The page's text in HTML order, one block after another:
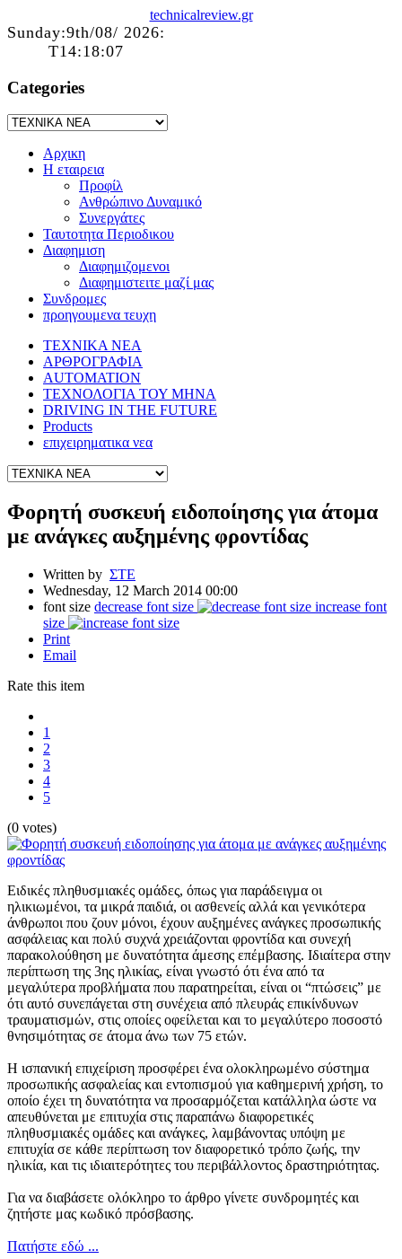
technicalreview.gr
Sunday:9th/08/ 2026:
T14:18:07
Categories
Αρχικη
Η εταιρεια
Προφίλ
Ανθρώπινο Δυναμικό
Συνεργάτες
Ταυτοτητα Περιοδικου
Διαφημιση
Διαφημιζομενοι
Διαφημιστειτε μαζί μας
Συνδρομες
προηγουμενα τευχη
ΤΕΧΝΙΚΑ ΝΕΑ
ΑΡΘΡΟΓΡΑΦΙΑ
AUTOMATION
ΤΕΧΝΟΛΟΓΙΑ ΤΟΥ ΜΗΝΑ
DRIVING IN THE FUTURE
Products
επιχειρηματικα νεα
Φορητή συσκευή ειδοποίησης για άτομα
με ανάγκες αυξημένης φροντίδας
Written by ΣΤΕ
Wednesday, 12 March 2014 00:00
font size decrease font size
increase font
size
Print
Email
Rate this item
1
2
3
4
5
(0 votes)
Ειδικές πληθυσμιακές ομάδες, όπως για παράδειγμα οι
ηλικιωμένοι, τα μικρά παιδιά, οι ασθενείς αλλά και γενικότερα
άνθρωποι που ζουν μόνοι, έχουν αυξημένες ανάγκες προσωπικής
ασφάλειας και πολύ συχνά χρειάζονται φροντίδα και συνεχή
παρακολούθηση με δυνατότητα άμεσης επέμβασης. Ιδιαίτερα στην
περίπτωση της 3ης ηλικίας, είναι γνωστό ότι ένα από τα
μεγαλύτερα προβλήματα που παρατηρείται, είναι οι “πτώσεις” με
ότι αυτό συνεπάγεται στη συνέχεια από πλευράς επικίνδυνων
τραυματισμών, στις οποίες οφείλεται και το μεγαλύτερο ποσοστό
θνησιμότητας σε άτομα άνω των 75 ετών.
Η ισπανική επιχείριση προσφέρει ένα ολοκληρωμένο σύστημα
προσωπικής ασφαλείας και εντοπισμού για καθημερινή χρήση, το
οποίο έχει τη δυνατότητα να προσαρμόζεται κατάλληλα ώστε να
απευθύνεται με επιτυχία στις παραπάνω διαφορετικές
πληθυσμιακές ομάδες και ανάγκες, λαμβάνοντας υπόψη με
επιτυχία σε κάθε περίπτωση τον διαφορετικό τρόπο ζωής, την
ηλικία, και τις ιδιαιτερότητες του περιβάλλοντος δραστηριότητας.
Για να διαβάσετε ολόκληρο το άρθρο γίνετε συνδρομητές και
ζητήστε μας κωδικό πρόσβασης.
Πατήστε εδώ ...